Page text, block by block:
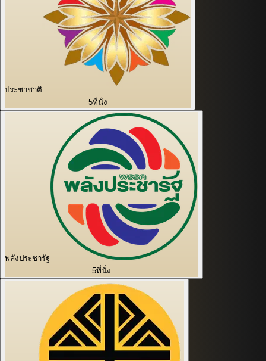
ประชาชาติ
5ที่นั่ง
พลังประชารัฐ
5ที่นั่ง